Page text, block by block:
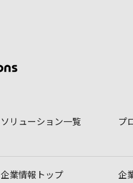
ソリューション一覧 プ
企業情報トップ 企